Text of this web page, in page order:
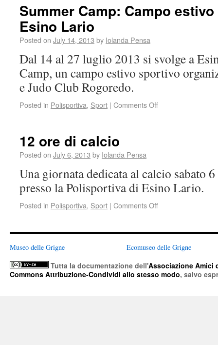
Summer Camp: Campo
Esino Lario
Posted on July 14, 2013 by Iolanda Pensa
Dal 14 al 27 luglio 2013 si svolge a
Camp, un campo estivo sportivo
e Judo Club Rogoredo.
Posted in Polisportiva, Sport | Comments Off
12 ore di calcio
Posted on July 6, 2013 by Iolanda Pensa
Una giornata dedicata al calcio sabato
presso la Polisportiva di Esino Lario.
Posted in Polisportiva, Sport | Comments Off
Museo delle Grigne Ecomuseo delle Grigne
Tutta la documentazione dell'Associazione Amici
Commons Attribuzione-Condividi allo stesso modo, salvo